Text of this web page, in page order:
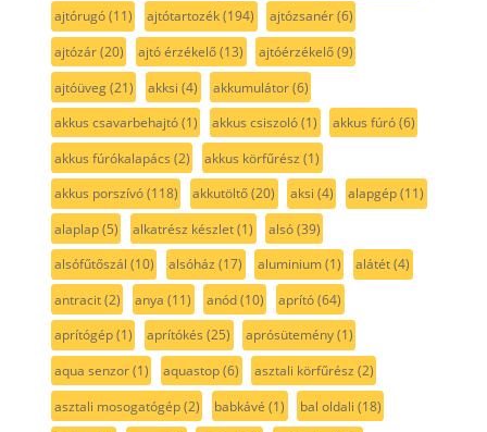
ajtórugó(11) ajtótartozék(194) ajtózsanér(6)
ajtózár(20) ajtó érzékelő(13) ajtóérzékelő(9)
ajtóüveg(21) akksi (4) akkumulátor(6)
akkus csavarbehajtó(1) akkus csiszoló(1) akkus fúró(6)
akkus fúrókalapács (2) akkus körfűrész (1)
akkus porszívó(118) akkutöltő(20) aksi (4) alapgép(11)
alaplap(5) alkatrész készlet(1) alsó(39)
alsófűtőszál (10) alsóház (17) aluminium(1) alátét(4)
antracit(2) anya (11) anód(10) aprító(64)
aprítógép(1) aprítókés (25) aprósütemény(1)
aqua senzor(1) aquastop(6) asztali körfűrész (2)
asztali mosogatógép(2) babkávé (1) bal oldali (18)